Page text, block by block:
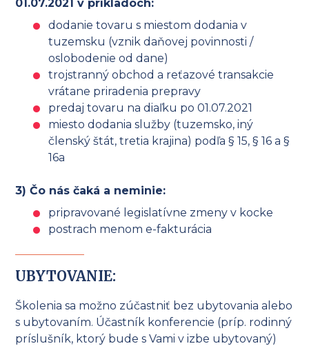
01.07.2021 v príkladoch:
dodanie tovaru s miestom dodania v
tuzemsku (vznik daňovej povinnosti /
oslobodenie od dane)
trojstranný obchod a reťazové transakcie
vrátane priradenia prepravy
predaj tovaru na diaľku po 01.07.2021
miesto dodania služby (tuzemsko, iný
členský štát, tretia krajina) podľa § 15, § 16 a §
16a
3) Čo nás čaká a neminie:
pripravované legislatívne zmeny v kocke
postrach menom e-fakturácia
UBYTOVANIE:
Školenia sa možno zúčastniť bez ubytovania alebo
s ubytovaním. Účastník konferencie (príp. rodinný
príslušník, ktorý bude s Vami v izbe ubytovaný)